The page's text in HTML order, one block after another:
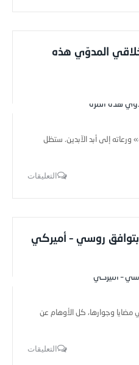
المدوّي هذه
إلى أبد الآبدين. ستظل
التعليقات
وجوارها، كل الأوهام عن
التعليقات